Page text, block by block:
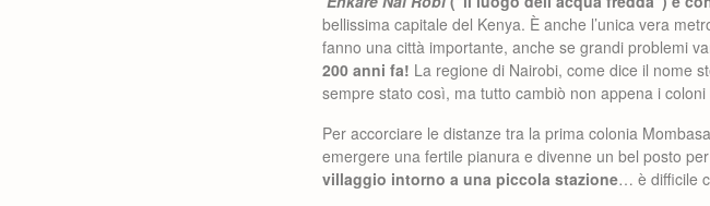
bellissima capitale del Kenya. È anche l’unica vera
fanno una città importante, anche se grandi problemi
200 anni fa! La regione di Nairobi, come dice il nome
sempre stato così, ma tutto cambiò non appena i
Per accorciare le distanze tra la prima colonia
emergere una fertile pianura e divenne un bel posto
villaggio intorno a una piccola stazione… è difficile